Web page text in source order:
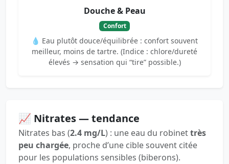
Douche & Peau
Confort
💧 Eau plutôt douce/équilibrée : confort souvent
meilleur, moins de tartre. (Indice : chlore/dureté
élevés → sensation qui “tire” possible.)
📈 Nitrates — tendance
Nitrates bas (2.4 mg/L) : une eau du robinettrès
peu chargée, proche d’une cible souvent citée
pour les populations sensibles (biberons).